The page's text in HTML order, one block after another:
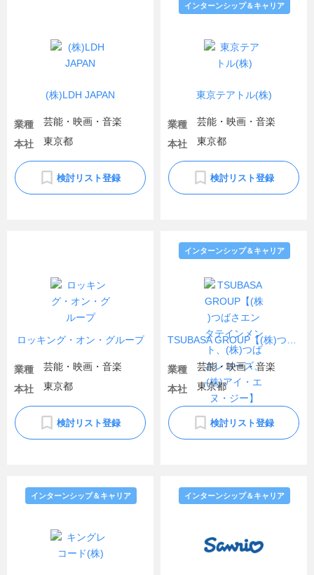
(株)LDH JAPAN
業種
芸能・映画・音楽
本社
東京都
検討リスト登録
東京テアトル(株)
インターンシップ＆キャリア
業種
芸能・映画・音楽
本社
東京都
検討リスト登録
ロッキング・オン・グループ
業種
芸能・映画・音楽
本社
東京都
検討リスト登録
インターンシップ＆キャリア
業種
芸能・映画・音楽
本社
東京都
検討リスト登録
インターンシップ＆キャリア インターンシップ＆キャリア